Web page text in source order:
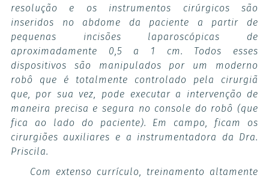
resolução e os instrumentos cirúrgicos são
inseridos no abdome da paciente a partir de
pequenas incisões laparoscópicas de
aproximadamente 0,5 a 1 cm. Todos esses
dispositivos são manipulados por um moderno
robô que é totalmente controlado pela cirurgiã
que, por sua vez, pode executar a intervenção de
maneira precisa e segura no console do robô (que
fica ao lado do paciente). Em campo, ficam os
cirurgiões auxiliares e a instrumentadora da Dra.
Priscila.
Com extenso currículo, treinamento altamente